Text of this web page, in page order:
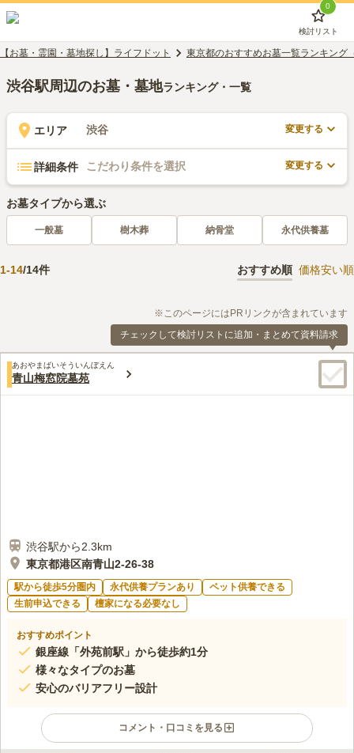
0
検討リスト
【お墓・霊園・墓地探し】ライフドット 東京都のおすすめお墓一覧ランキング
渋谷駅周辺のお墓・墓地ランキング・一覧
エリア 渋谷 変更する
詳細条件 こだわり条件を選択 変更する
お墓タイプから選ぶ
一般墓 樹木葬 納骨堂 永代供養墓
1-14/14件 おすすめ順 価格安い順
※このページにはPRリンクが含まれています
チェックして検討リストに追加・まとめて資料請求
あおやまばいそういんぼえん
青山梅窓院墓苑
渋谷駅から2.3km
東京都港区南青山2-26-38
駅から徒歩5分圏内 永代供養プランあり
ペット供養できる
生前申込できる
檀家になる必要なし
おすすめポイント
銀座線「外苑前駅」から徒歩約1分
様々なタイプのお墓
安心のバリアフリー設計
コメント・口コミを見る